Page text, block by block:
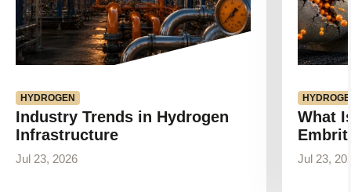
HYDROGEN
Industry Trends in Hydrogen
Infrastructure
Jul 23, 2026
What
Jul 23,